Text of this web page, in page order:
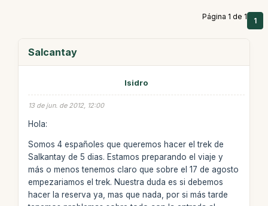
Página 1 de 1 1
Salcantay
Isidro
13 de jun. de 2012, 12:00
Hola:
Somos 4 españoles que queremos hacer el trek de
Salkantay de 5 dias. Estamos preparando el viaje y
más o menos tenemos claro que sobre el 17 de agosto
empezariamos el trek. Nuestra duda es si debemos
hacer la reserva ya, mas que nada, por si más tarde